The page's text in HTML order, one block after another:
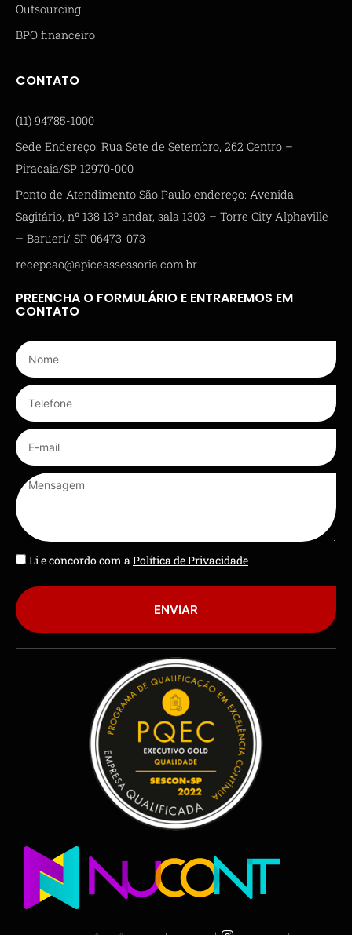
Outsourcing
BPO financeiro
CONTATO
(11) 94785-1000
Sede Endereço: Rua Sete de Setembro, 262 Centro –
Piracaia/SP 12970-000
Ponto de Atendimento São Paulo endereço: Avenida
Sagitário, nº 138 13º andar, sala 1303 – Torre City Alphaville
– Barueri/ SP 06473-073
recepcao@apiceassessoria.com.br
PREENCHA O FORMULÁRIO E ENTRAREMOS EM
CONTATO
Li e concordo com aPolítica de Privacidade
ENVIAR